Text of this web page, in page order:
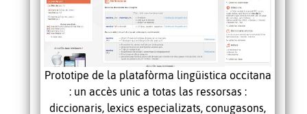
Prototipe de la platafòrma lingüistica occitana
: un accès unic a totas las ressorsas :
diccionaris, lexics especializats, conugasons,